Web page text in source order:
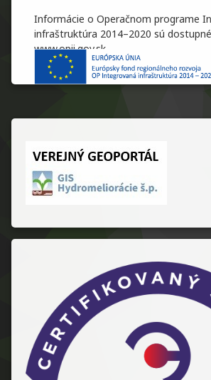
Informácie o Operačnom programe
infraštruktúra 2014–2020 sú
www.opii.gov.sk